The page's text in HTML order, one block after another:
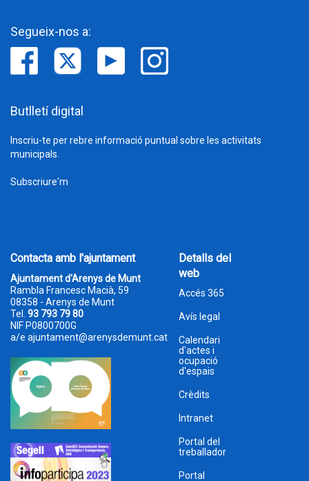
Segueix-nos a:
Butlletí digital
Inscriu-te per rebre informació puntual sobre les activitats
municipals.
Subscriure'm
Contacta amb l'ajuntament
Ajuntament d'Arenys de Munt
Rambla Francesc Macià, 59
08358 - Arenys de Munt
Tel. 93 793 79 80
NIF P0800700G
a/e ajuntament@arenysdemunt.cat
Detalls del
web
Accés 365
Avís legal
Calendari
d'actes i
ocupació
d'espais
Crèdits
Intranet
Portal del
treballador
Portal